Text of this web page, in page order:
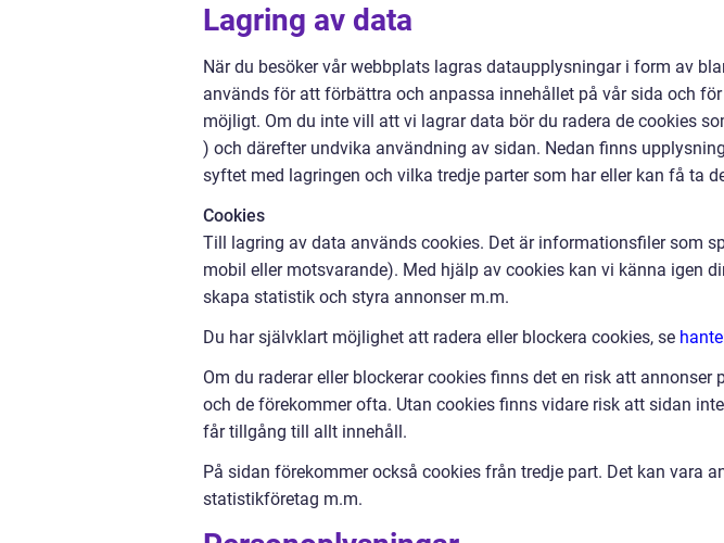
Lagring av data
När du besöker vår webbplats lagras dataupplysningar i form av
används för att förbättra och anpassa innehållet på vår sida och
möjligt. Om du inte vill att vi lagrar data bör du radera de cookies
) och därefter undvika användning av sidan. Nedan finns
syftet med lagringen och vilka tredje parter som har eller kan få ta
Cookies
Till lagring av data används cookies. Det är informationsfiler som
mobil eller motsvarande). Med hjälp av cookies kan vi känna igen
skapa statistik och styra annonser m.m.
Du har självklart möjlighet att radera eller blockera cookies, se
Om du raderar eller blockerar cookies finns det en risk att annonser
och de förekommer ofta. Utan cookies finns vidare risk att sidan
får tillgång till allt innehåll.
På sidan förekommer också cookies från tredje part. Det kan vara
statistikföretag m.m.